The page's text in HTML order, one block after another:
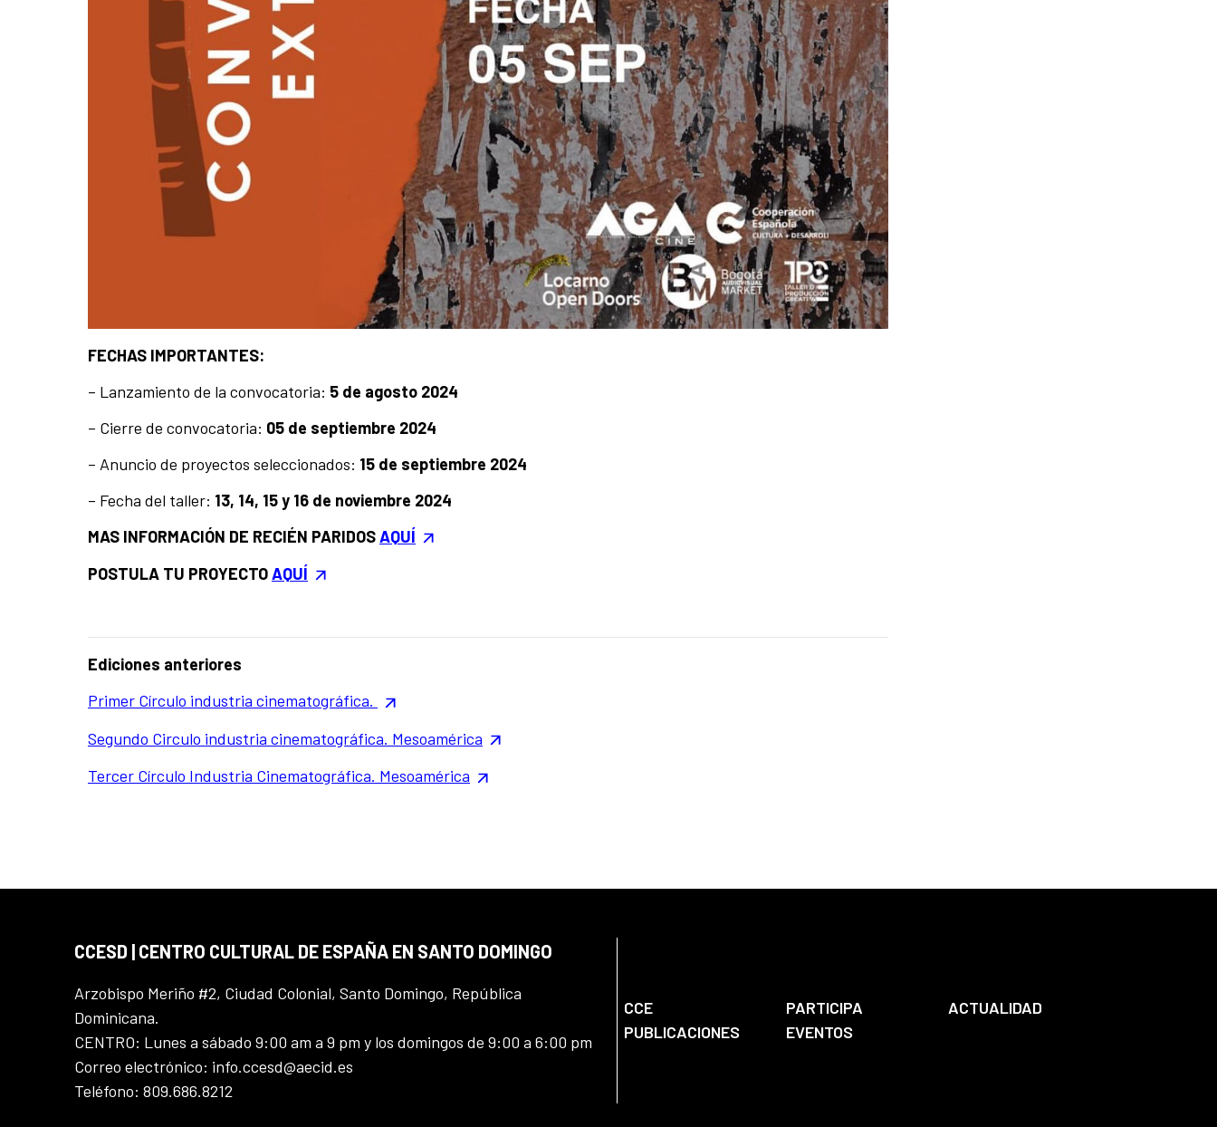
FECHAS IMPORTANTES:
– Lanzamiento de la convocatoria: 5 de agosto 2024
– Cierre de convocatoria: 05 de septiembre 2024
– Anuncio de proyectos seleccionados: 15 de septiembre 2024
– Fecha del taller: 13, 14, 15 y 16 de noviembre 2024
MAS INFORMACIÓN DE RECIÉN PARIDOSAQUÍ
POSTULA TU PROYECTOAQUÍ
Ediciones anteriores
Primer Círculo industria cinematográfica.
Segundo Circulo industria cinematográfica. Mesoamérica
Tercer Círculo Industria Cinematográfica. Mesoamérica
CCESD | CENTRO CULTURAL DE ESPAÑA EN SANTO DOMINGO
Arzobispo Meriño #2, Ciudad Colonial, Santo Domingo, República
Dominicana.
CENTRO: Lunes a sábado 9:00 am a 9 pm y los domingos de 9:00 a 6:00 pm
Correo electrónico: info.ccesd@aecid.es
Teléfono: 809.686.8212
CCE PARTICIPA
ACTUALIDAD
PUBLICACIONES
EVENTOS